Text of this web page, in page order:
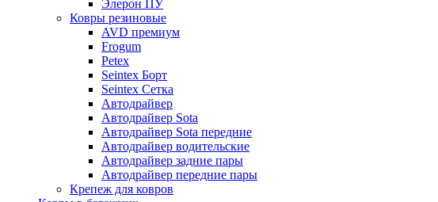
Элерон ПУ
Ковры резиновые
AVD премиум
Frogum
Petex
Seintex Борт
Seintex Сетка
Автодрайвер
Автодрайвер Sota
Автодрайвер Sota передние
Автодрайвер водительские
Автодрайвер задние пары
Автодрайвер передние пары
Крепеж для ковров